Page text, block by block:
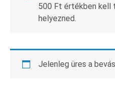
500 Ft értékben kell
helyezned.
Jelenleg üres a